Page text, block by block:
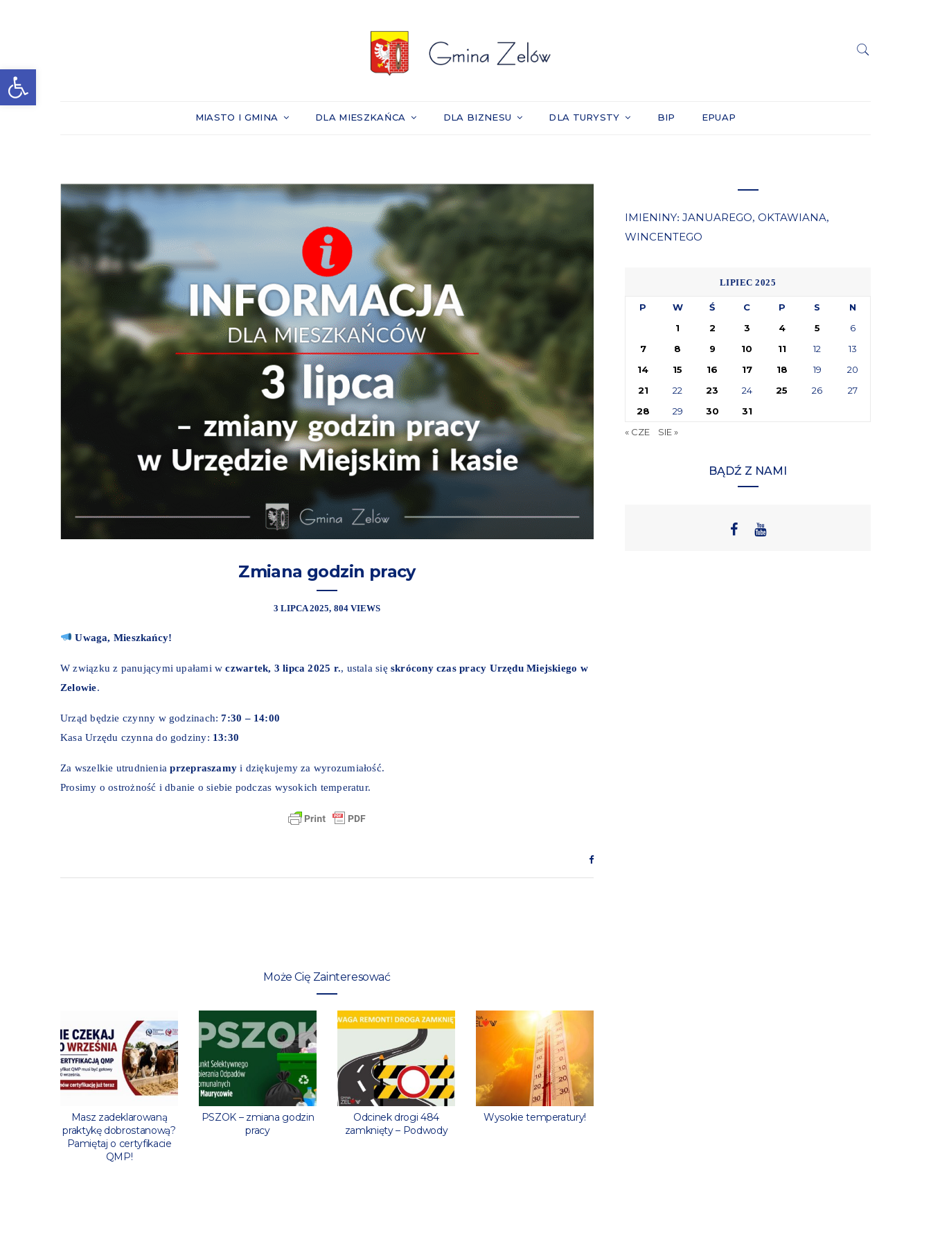
Otwórz pasek narzędzi
MIASTO I GMINA DLA MIESZKAŃCA DLA BIZNESU DLA TURYSTY BIP EPUAP
Zmiana godzin pracy
3 LIPCA 2025 804 VIEWS
Uwaga, Mieszkańcy!
W związku z panującymi upałami wczwartek, 3 lipca 2025 r., ustala się skrócony czas pracy Urzędu Miejskiego w
Zelowie.
Urząd będzie czynny w godzinach:7:30 – 14:00
Kasa Urzędu czynna do godziny: 13:30
Za wszelkie utrudnieniaprzepraszamy i dziękujemy za wyrozumiałość.
Prosimy o ostrożność i dbanie o siebie podczas wysokich temperatur.
Może Cię Zainteresować
Masz zadeklarowaną
praktykę dobrostanową?
Pamiętaj o certyfikacie
QMP!
PSZOK – zmiana godzin
pracy
Odcinek drogi 484
zamknięty – Podwody
Wysokie temperatury!
IMIENINY: JANUAREGO, OKTAWIANA,
WINCENTEGO
LIPIEC 2025
P W Ś C P S
N
1
2 3 4 5
6
7
8 9 10 11 12
13
14
15 16 17 18 19
20
21
22 23 24 25 26
27
28
29 30
31
« CZE
SIE »
BĄDŹ Z NAMI